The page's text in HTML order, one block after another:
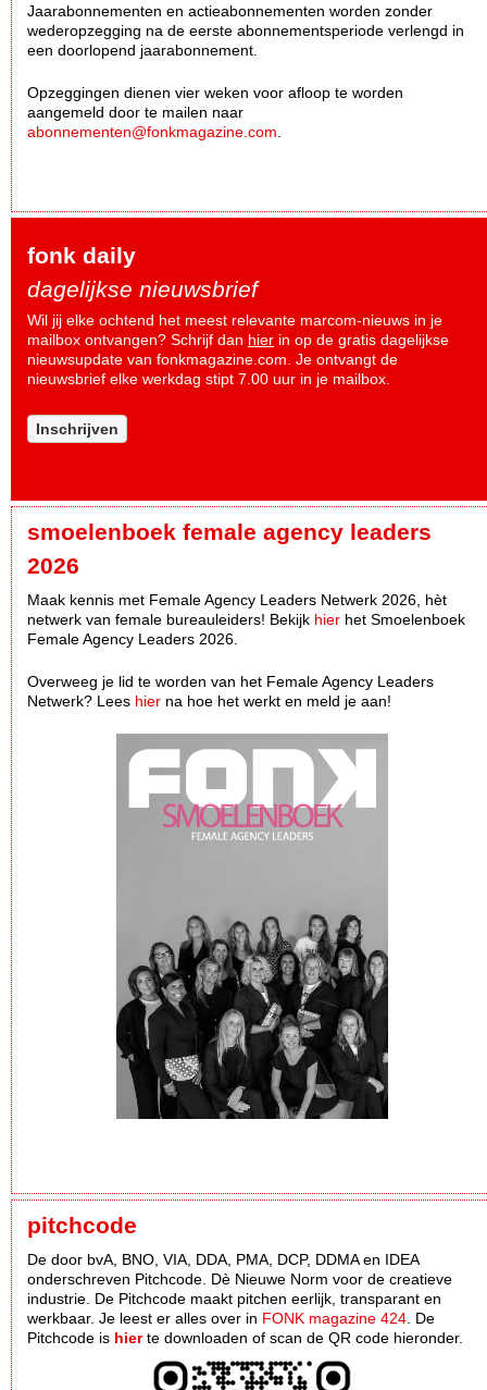
Jaarabonnementen en actieabonnementen worden zonder
wederopzegging na de eerste abonnementsperiode verlengd in
een doorlopend jaarabonnement.
Opzeggingen dienen vier weken voor afloop te worden
aangemeld door te mailen naar
abonnementen@fonkmagazine.com
fonk daily
dagelijkse nieuwsbrief
Wil jij elke ochtend het meest relevante marcom-nieuws in je
mailbox ontvangen? Schrijf dan hier in op de gratis dagelijkse
nieuwsupdate van fonkmagazine.com. Je ontvangt de
nieuwsbrief elke werkdag stipt 7.00 uur in je mailbox.
Inschrijven
smoelenboek female agency leaders
2026
Maak kennis met Female Agency Leaders Netwerk 2026, hèt
netwerk van female bureauleiders! Bekijk hier het Smoelenboek
Female Agency Leaders 2026.
Overweeg je lid te worden van het Female Agency Leaders
Netwerk? Lees hier na hoe het werkt en meld je aan!
pitchcode
De door bvA, BNO, VIA, DDA, PMA, DCP, DDMA en IDEA
onderschreven Pitchcode. Dè Nieuwe Norm voor de creatieve
industrie. De Pitchcode maakt pitchen eerlijk, transparant en
werkbaar. Je leest er alles over in FONK magazine 424 . De
Pitchcode is hierte downloaden of scan de QR code hieronder.